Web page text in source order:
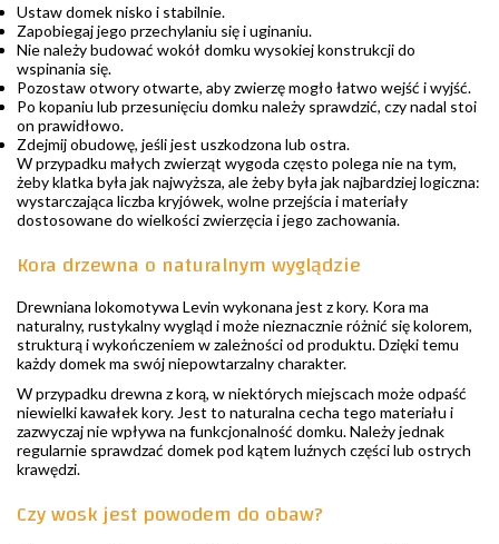
Ustaw domek nisko i stabilnie.
Zapobiegaj jego przechylaniu się i uginaniu.
Nie należy budować wokół domku wysokiej konstrukcji do
wspinania się.
Pozostaw otwory otwarte, aby zwierzę mogło łatwo wejść i wyjść.
Po kopaniu lub przesunięciu domku należy sprawdzić, czy nadal stoi
on prawidłowo.
Zdejmij obudowę, jeśli jest uszkodzona lub ostra.
W przypadku małych zwierząt wygoda często polega nie na tym,
żeby klatka była jak najwyższa, ale żeby była jak najbardziej logiczna:
wystarczająca liczba kryjówek, wolne przejścia i materiały
dostosowane do wielkości zwierzęcia i jego zachowania.
Kora drzewna o naturalnym wyglądzie
Drewniana lokomotywa Levin wykonana jest z kory. Kora ma
naturalny, rustykalny wygląd i może nieznacznie różnić się kolorem,
strukturą i wykończeniem w zależności od produktu. Dzięki temu
każdy domek ma swój niepowtarzalny charakter.
W przypadku drewna z korą, w niektórych miejscach może odpaść
niewielki kawałek kory. Jest to naturalna cecha tego materiału i
zazwyczaj nie wpływa na funkcjonalność domku. Należy jednak
regularnie sprawdzać domek pod kątem luźnych części lub ostrych
krawędzi.
Czy wosk jest powodem do obaw?